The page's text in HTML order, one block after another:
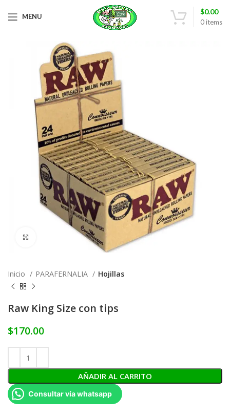
MENU
0items
$0.00
Click to enlarge
Inicio PARAFERNALIA Hojillas
Raw King Size con tips
$170.00
AÑADIR AL CARRITO
Consultar vía whatsapp